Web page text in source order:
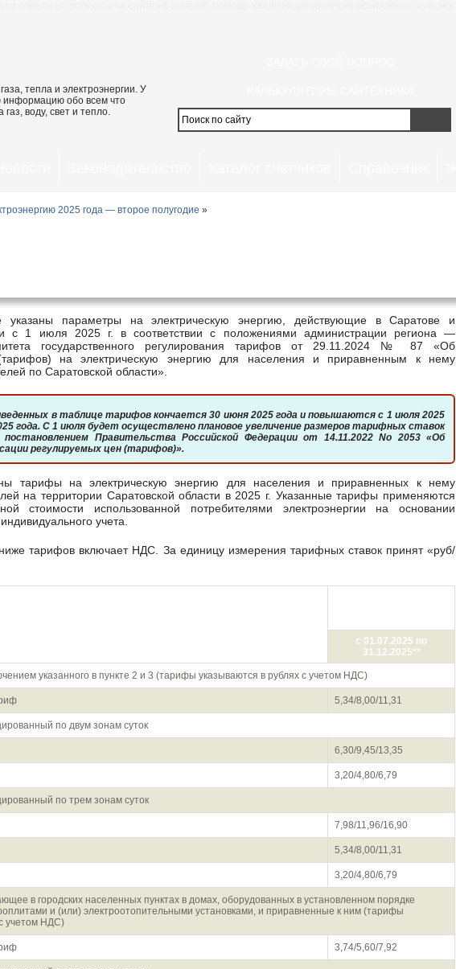
тепла и электроэнергии. У
обо всем что
газ, воду, свет и тепло.
2025 года — второе полугодие »
с 1 июля 2025 г. в соответствии с положениями администрации региона —
государственного регулирования тарифов от 29.11.2024 № 87 «Об
на электрическую энергию для населения и приравненным к нему
по Саратовской области».
года. С 1 июля будет осуществлено плановое увеличение размеров тарифных ставок
Правительства Российской Федерации от 14.11.2022 No 2053 «Об
регулируемых цен (тарифов)».
на территории Саратовской области в 2025 г. Указанные тарифы применяются
стоимости использованной потребителями электроэнергии на основании
учета.
с 01.07.2025 по
31.12.2025**
указанного в пункте 2 и 3 (тарифы указываются в рублях с учетом НДС)
5,34/8,00/11,31
по двум зонам суток
6,30/9,45/13,35
3,20/4,80/6,79
по трем зонам суток
7,98/11,96/16,90
5,34/8,00/11,31
3,20/4,80/6,79
в городских населенных пунктах в домах, оборудованных в установленном порядке
и (или) электроотопительными установками, и приравненные к ним (тарифы
учетом НДС)
3,74/5,60/7,92